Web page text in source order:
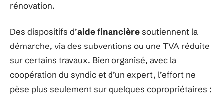
rénovation.
Des dispositifs d’aide financièresoutiennent la
démarche, via des subventions ou une TVA réduite
sur certains travaux. Bien organisé, avec la
coopération du syndic et d’un expert, l’effort ne
pèse plus seulement sur quelques copropriétaires :